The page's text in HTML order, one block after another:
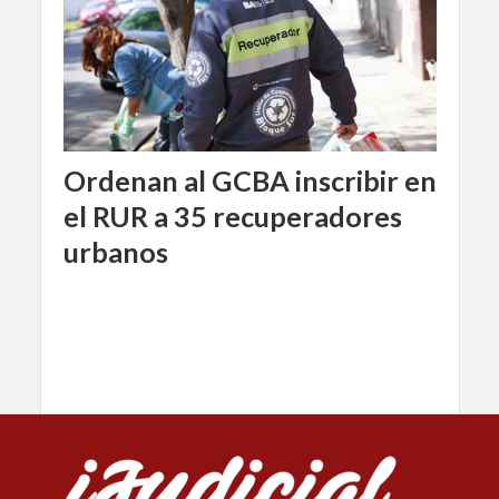
Ordenan al GCBA inscribir en
el RUR a 35 recuperadores
urbanos